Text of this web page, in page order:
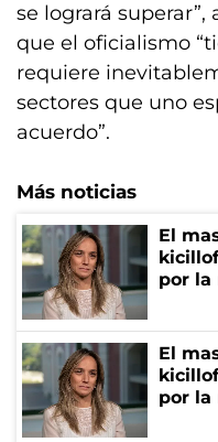
se logrará
que el oficialismo
requiere
sectores que uno
acuerdo”.
Más noticias
El
por la
El
por la